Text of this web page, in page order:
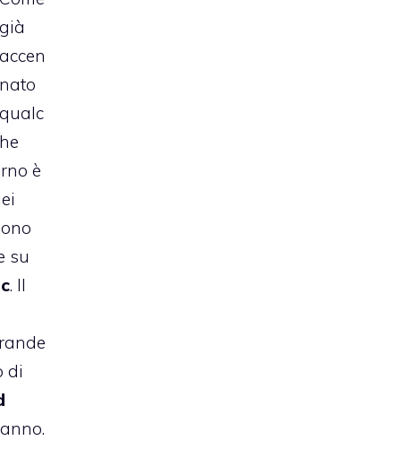
già
accen
nato
qualc
he
è
su
. Il
di